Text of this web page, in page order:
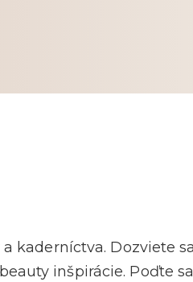
Dozviete
inšpirácie. Poďte